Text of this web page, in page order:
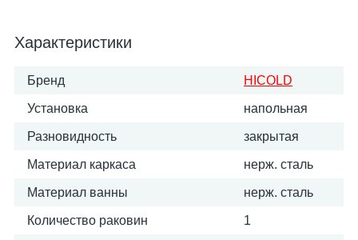
Характеристики
Бренд HICOLD
Установка напольная
Разновидность закрытая
Материал каркаса нерж. сталь
Материал ванны нерж. сталь
Количество раковин 1